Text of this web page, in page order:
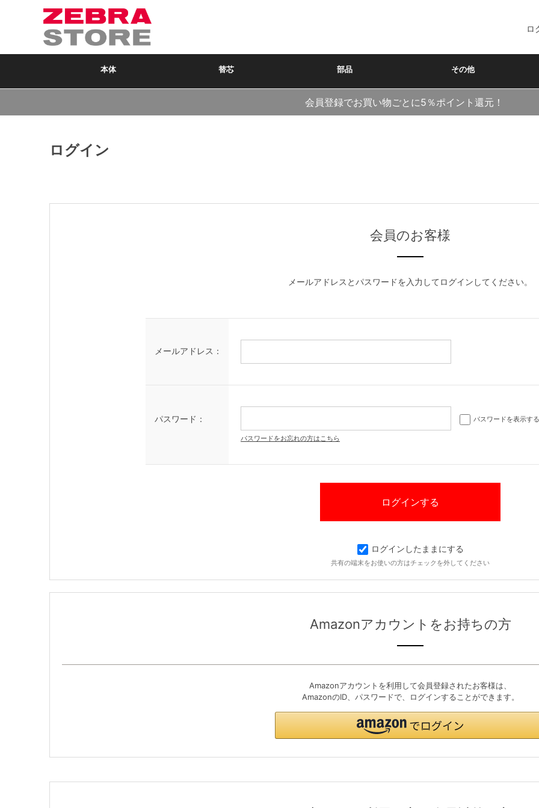
ロ
本体 替芯 部品 その他
会員登録でお買い物ごとに5％ポイント還元！
ログイン
会員のお客様
メールアドレスとパスワードを入力してログインしてください。
メールアドレス：
パスワード： パスワードを表示する
パスワードをお忘れの方はこちら
ログインしたままにする
共有の端末をお使いの方はチェックを外してください
Amazonアカウントをお持ちの方
Amazonアカウントを利用して会員登録されたお客様は、
AmazonのID、パスワードで、ログインすることができます。